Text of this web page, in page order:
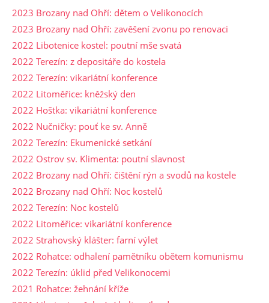
2023 Brozany nad Ohří: dětem o Velikonocích
2023 Brozany nad Ohří: zavěšení zvonu po renovaci
2022 Libotenice kostel: poutní mše svatá
2022 Terezín: z depositáře do kostela
2022 Terezín: vikariátní konference
2022 Litoměřice: kněžský den
2022 Hoštka: vikariátní konference
2022 Nučničky: pouť ke sv. Anně
2022 Terezín: Ekumenické setkání
2022 Ostrov sv. Klimenta: poutní slavnost
2022 Brozany nad Ohří: čištění rýn a svodů na kostele
2022 Brozany nad Ohří: Noc kostelů
2022 Terezín: Noc kostelů
2022 Litoměřice: vikariátní konference
2022 Strahovský klášter: farní výlet
2022 Rohatce: odhalení pamětníku obětem komunismu
2022 Terezín: úklid před Velikonocemi
2021 Rohatce: žehnání kříže